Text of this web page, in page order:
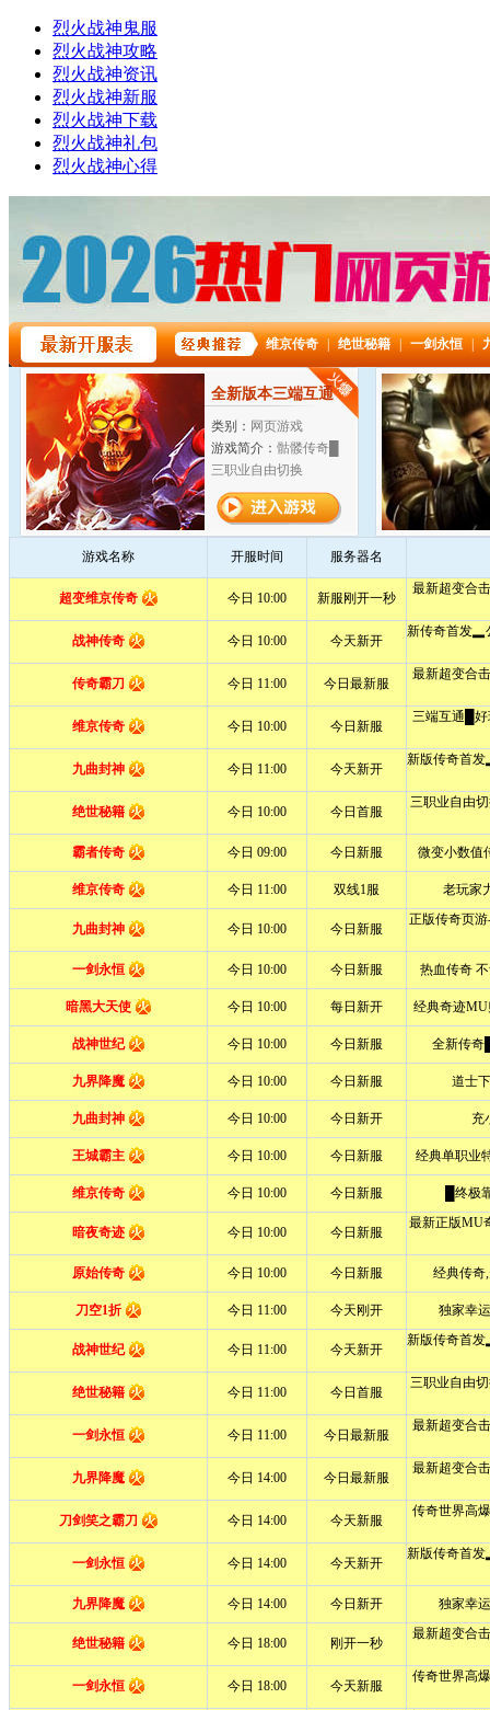
烈火战神鬼服
烈火战神攻略
烈火战神资讯
烈火战神新服
烈火战神下载
烈火战神礼包
烈火战神心得